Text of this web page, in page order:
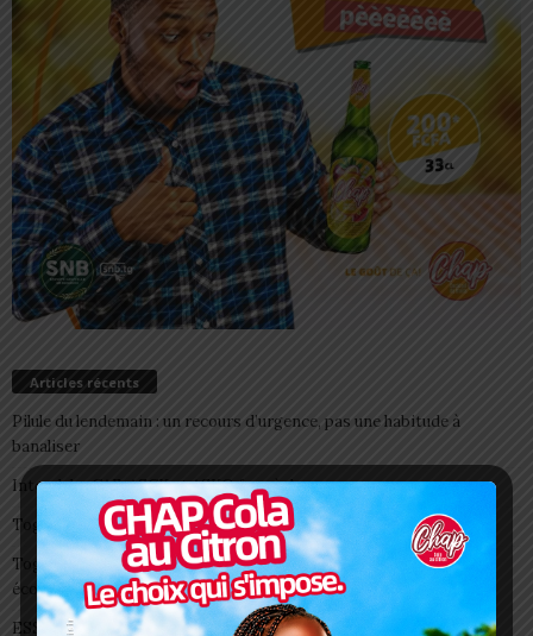
Articles récents
Pilule du lendemain : un recours d’urgence, pas une habitude à
banaliser
Interclubs CAF: ASCK et ASKO face à deux gros morceaux
Togo/ Boissons énergisantes: l’État tire la sonnette d’alarme
Togo/ Rentrée scolaire 2026-2027: consultez la liste officielle des
écoles autorisées
ESSAL 2026 : les admissibles convoqués pour la visite médicale à